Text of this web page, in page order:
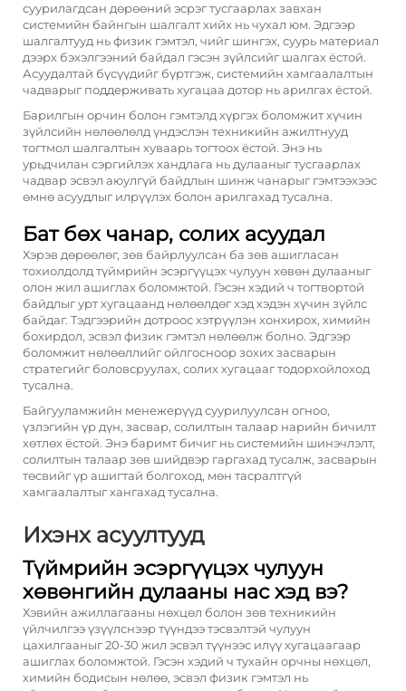
суурилагдсан дөрөөний эсрэг тусгаарлах завхан
системийн байнгын шалгалт хийх нь чухал юм. Эдгээр
шалгалтууд нь физик гэмтэл, чийг шингэх, суурь материал
дээрх бэхэлгээний байдал гэсэн зүйлсийг шалгах ёстой.
Асуудалтай бүсүүдийг бүртгэж, системийн хамгаалалтын
чадварыг поддерживать хугацаа дотор нь арилгах ёстой.
Барилгын орчин болон гэмтэлд хүргэх боломжит хүчин
зүйлсийн нөлөөлөлд үндэслэн техникийн ажилтнууд
тогтмол шалгалтын хуваарь тогтоох ёстой. Энэ нь
урьдчилан сэргийлэх хандлага нь дулааныг тусгаарлах
чадвар эсвэл аюулгүй байдлын шинж чанарыг гэмтээхээс
өмнө асуудлыг илрүүлэх болон арилгахад тусална.
Бат бөх чанар, солих асуудал
Хэрэв дөрөөлөг, зөв байрлуулсан ба зөв ашигласан
тохиолдолд түймрийн эсэргүүцэх чулуун хөвөн дулааныг
олон жил ашиглах боломжтой. Гэсэн хэдий ч тогтвортой
байдлыг урт хугацаанд нөлөөлдөг хэд хэдэн хүчин зүйлс
байдаг. Тэдгээрийн дотроос хэтрүүлэн хонхирох, химийн
бохирдол, эсвэл физик гэмтэл нөлөөлж болно. Эдгээр
боломжит нөлөөллийг ойлгосноор зохих засварын
стратегийг боловсруулах, солих хугацааг тодорхойлоход
тусална.
Байгууламжийн менежерүүд суурилуулсан огноо,
үзлэгийн үр дүн, засвар, солилтын талаар нарийн бичилт
хөтлөх ёстой. Энэ баримт бичиг нь системийн шинэчлэлт,
солилтын талаар зөв шийдвэр гаргахад тусалж, засварын
төсвийг үр ашигтай болгоход, мөн тасралтгүй
хамгаалалтыг хангахад тусална.
Ихэнх асуултууд
Түймрийн эсэргүүцэх чулуун
хөвөнгийн дулааны нас хэд вэ?
Хэвийн ажиллагааны нөхцөл болон зөв техникийн
үйлчилгээ үзүүлснээр түүндээ тэсвэлтэй чулуун
цахилгааныг 20-30 жил эсвэл түүнээс илүү хугацаагаар
ашиглах боломжтой. Гэсэн хэдий ч тухайн орчны нөхцөл,
химийн бодисын нөлөө, эсвэл физик гэмтэл нь